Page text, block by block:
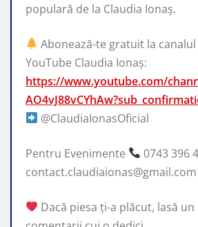
populară de la Claudia Ionaș.
Abonează-te gratuit la
YouTube Claudia Ionaș:
https://www.youtube.com/
@ClaudiaIonasOficial
Pentru Evenimente
0743 396
contact.claudiaionas@gmail.com
Dacă piesa ți-a plăcut, lasă